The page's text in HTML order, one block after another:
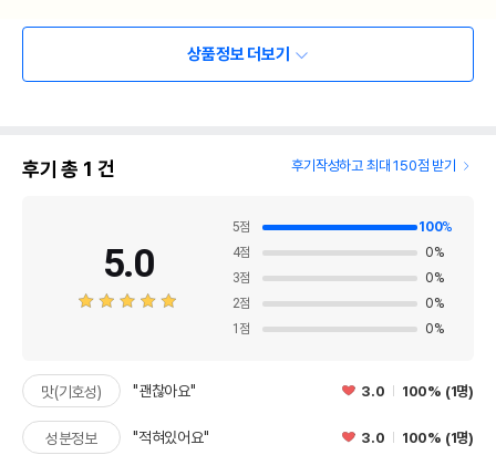
상품정보 더보기
후기 총 1 건 후기작성하고 최대 150점 받기
5.0
5점 100%
4점 0%
3점 0%
2점 0%
1 점 0%
맛(기호성) "괜찮아요" 3.0 100% (1명)
성분정보 "적혀있어요" 3.0 100% (1명)